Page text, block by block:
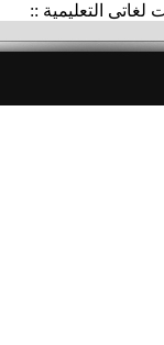
التعليمية ::